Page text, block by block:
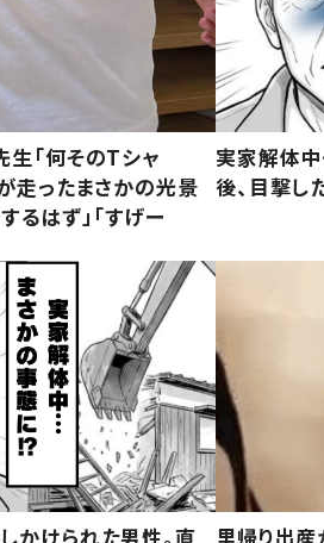
「何そのTシャ
走ったまさかの光景
るはず」「すげー
実家解体
後、目撃し
けられた男性。直
里帰り出